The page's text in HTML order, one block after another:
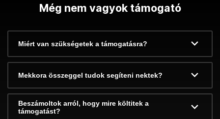
Még nem vagyok támogató
Miért van szükségetek a támogatásra?
Mekkora összeggel tudok segíteni nektek?
Beszámoltok arról, hogy mire költitek a
támogatást?